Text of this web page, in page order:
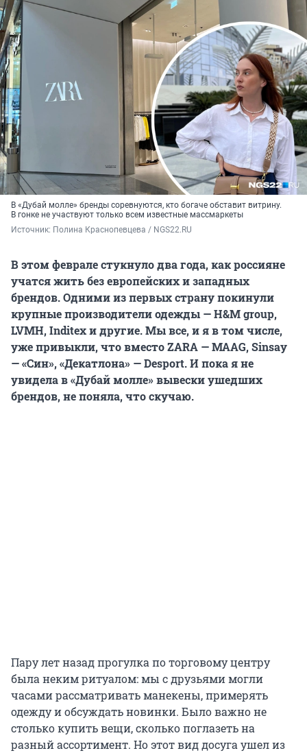
В «Дубай молле» бренды соревнуются, кто богаче обставит витрину.
В гонке не участвуют только всем известные массмаркеты
Источник: Полина Краснопевцева / NGS22.RU
В этом феврале стукнуло два года, как россияне
учатся жить без европейских и западных
брендов. Одними из первых страну покинули
крупные производители одежды — H&M group,
LVMH, Inditex и другие. Мы все, и я в том числе,
уже привыкли, что вместо ZARA — MAAG, Sinsay
— «Син», «Декатлона» — Desport. И пока я не
увидела в «Дубай молле» вывески ушедших
брендов, не поняла, что скучаю.
Пару лет назад прогулка по торговому центру
была неким ритуалом: мы с друзьями могли
часами рассматривать манекены, примерять
одежду и обсуждать новинки. Было важно не
столько купить вещи, сколько поглазеть на
разный ассортимент. Но этот вид досуга ушел из